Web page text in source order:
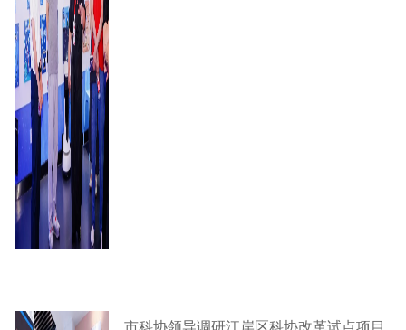
市科协领导调研江岸区科协改革试点项目